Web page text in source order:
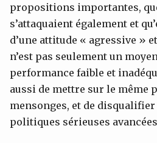
propositions importantes,
s’attaquaient également et
d’une attitude « agressive »
n’est pas seulement un
performance faible et
aussi de mettre sur le même
mensonges, et de
politiques sérieuses